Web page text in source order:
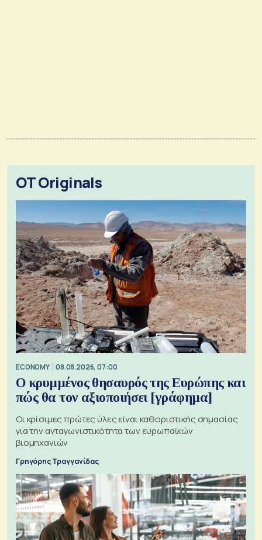
OT Originals
ECONOMY 08.08.2026, 07:00
Ο κρυμμένος θησαυρός της Ευρώπης και
πώς θα τον αξιοποιήσει [γράφημα]
Οι κρίσιμες πρώτες ύλες είναι καθοριστικής σημασίας
για την ανταγωνιστικότητα των ευρωπαϊκών
βιομηχανιών
Γρηγόρης Τραγγανίδας